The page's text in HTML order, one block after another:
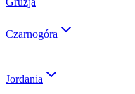
Czarnogóra
Jordania